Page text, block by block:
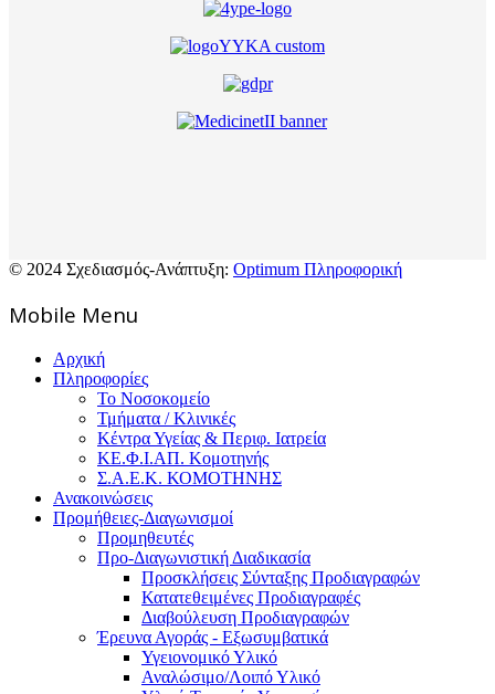
© 2024 Σχεδιασμός-Ανάπτυξη: Optimum Πληροφορική
Mοbile Menu
Αρχική
Πληροφορίες
Το Νοσοκομείο
Τμήματα / Κλινικές
Κέντρα Υγείας & Περιφ. Ιατρεία
ΚΕ.Φ.Ι.ΑΠ. Κομοτηνής
Σ.Α.Ε.Κ. ΚΟΜΟΤΗΝΗΣ
Ανακοινώσεις
Προμήθειες-Διαγωνισμοί
Προμηθευτές
Προ-Διαγωνιστική Διαδικασία
Προσκλήσεις Σύνταξης Προδιαγραφών
Κατατεθειμένες Προδιαγραφές
Διαβούλευση Προδιαγραφών
Έρευνα Αγοράς - Εξωσυμβατικά
Υγειονομικό Υλικό
Αναλώσιμο/Λοιπό Υλικό